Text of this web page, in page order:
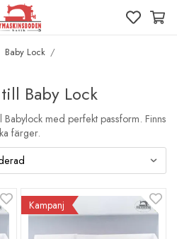
Baby Lock /
Baby Lock
Babylock med perfekt passform. Finns
färger.
Kampanj